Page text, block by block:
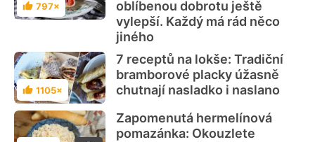
Hodnocení
797×
oblíbenou dobrotu ještě
vylepší. Každý má rád něco
jiného
Hodnocení
1105×
7 receptů na lokše: Tradiční
bramborové placky úžasně
chutnají nasladko i naslano
Zapomenutá hermelínová
pomazánka: Okouzlete